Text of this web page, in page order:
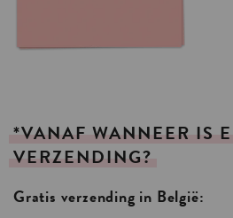
*VANAF WANNEER IS
VERZENDING?
Gratis verzending in België: